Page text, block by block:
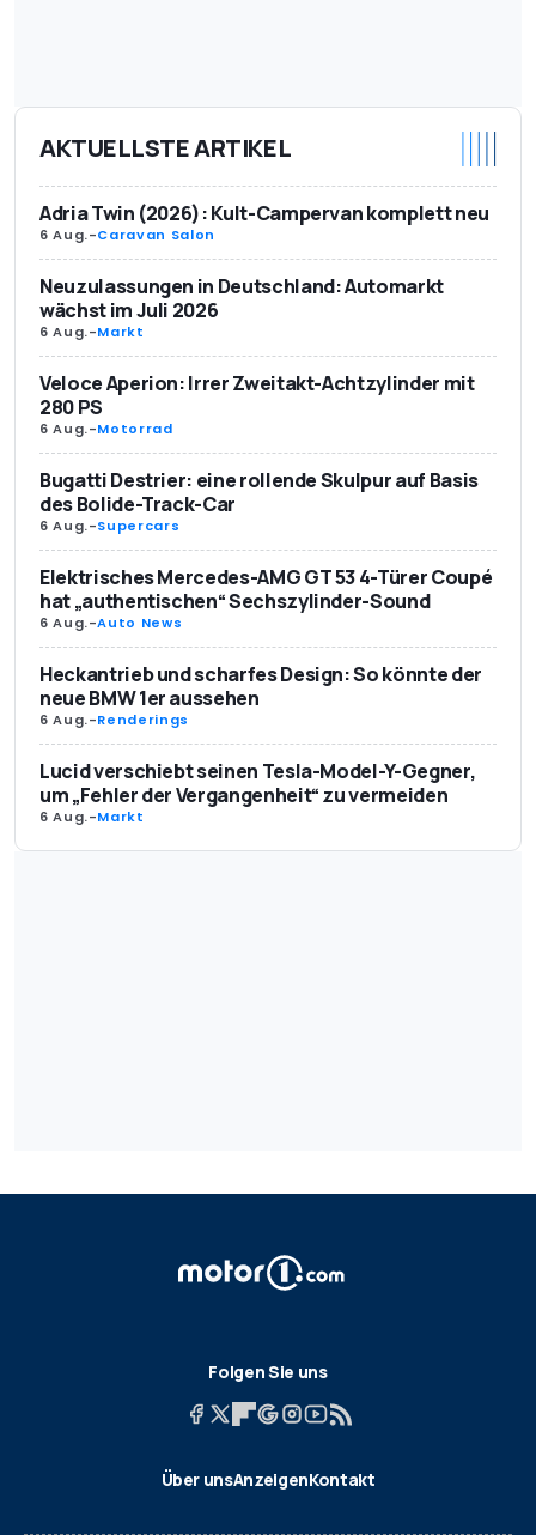
AKTUELLSTE ARTIKEL
Adria Twin (2026): Kult-Campervan komplett neu
6 Aug.-Caravan Salon
Neuzulassungen in Deutschland: Automarkt
wächst im Juli 2026
6 Aug.-Markt
Veloce Aperion: Irrer Zweitakt-Achtzylinder mit
280 PS
6 Aug.-Motorrad
Bugatti Destrier: eine rollende Skulpur auf Basis
des Bolide-Track-Car
6 Aug.-Supercars
Elektrisches Mercedes-AMG GT 53 4-Türer Coupé
hat „authentischen“ Sechszylinder-Sound
6 Aug.-Auto News
Heckantrieb und scharfes Design: So könnte der
neue BMW 1er aussehen
6 Aug.-Renderings
Lucid verschiebt seinen Tesla-Model-Y-Gegner,
um „Fehler der Vergangenheit“ zu vermeiden
6 Aug.-Markt
Folgen Sie uns
Über unsAnzeigenKontakt